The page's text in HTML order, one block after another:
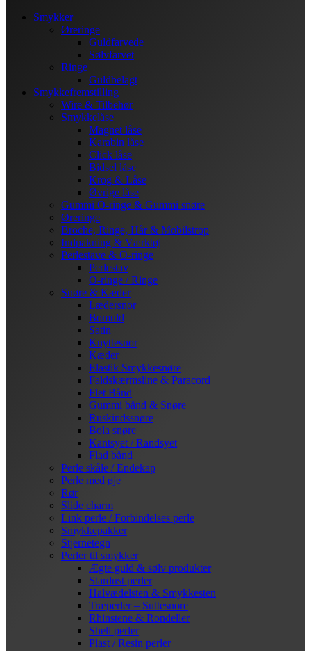
Smykker
Øreringe
Guldfarvede
Sølvfarvet
Ringe
Guldbelagt
Smykkefremstilling
Wire & Tilbehør
Smykkelåse
Magnet låse
Karabin låse
Click låse
Bidsel låse
Krog & Låse
Øvrige låse
Gummi O-ringe & Gummi snøre
Øreringe
Broche, Ringe, Hår & Mobilstrop
Indpakning & Værktøj
Perlestave & O-ringe
Perlestav
O-ringe / Ringe
Snøre & Kæder
Lædersnor
Bomuld
Satin
Knyttesnor
Kæder
Elastik Smykkesnøre
Faldskærmsline & Paracord
Flet Bånd
Gummi bånd & Snøre
Ruskindssnøre
Bola snøre
Kantsyet / Randsyet
Flad bånd
Perle skåle / Endekap
Perle med øje
Rør
Slide charm
Link perle / Forbindelses perle
Smykkepakker
Stjernetegn
Perler til smykker
Ægte guld & sølv produkter
Stardust perler
Halvædelsten & Smykkesten
Træperler – Suttesnore
Rhinstene & Rondeller
Shell perler
Plast / Resin perler